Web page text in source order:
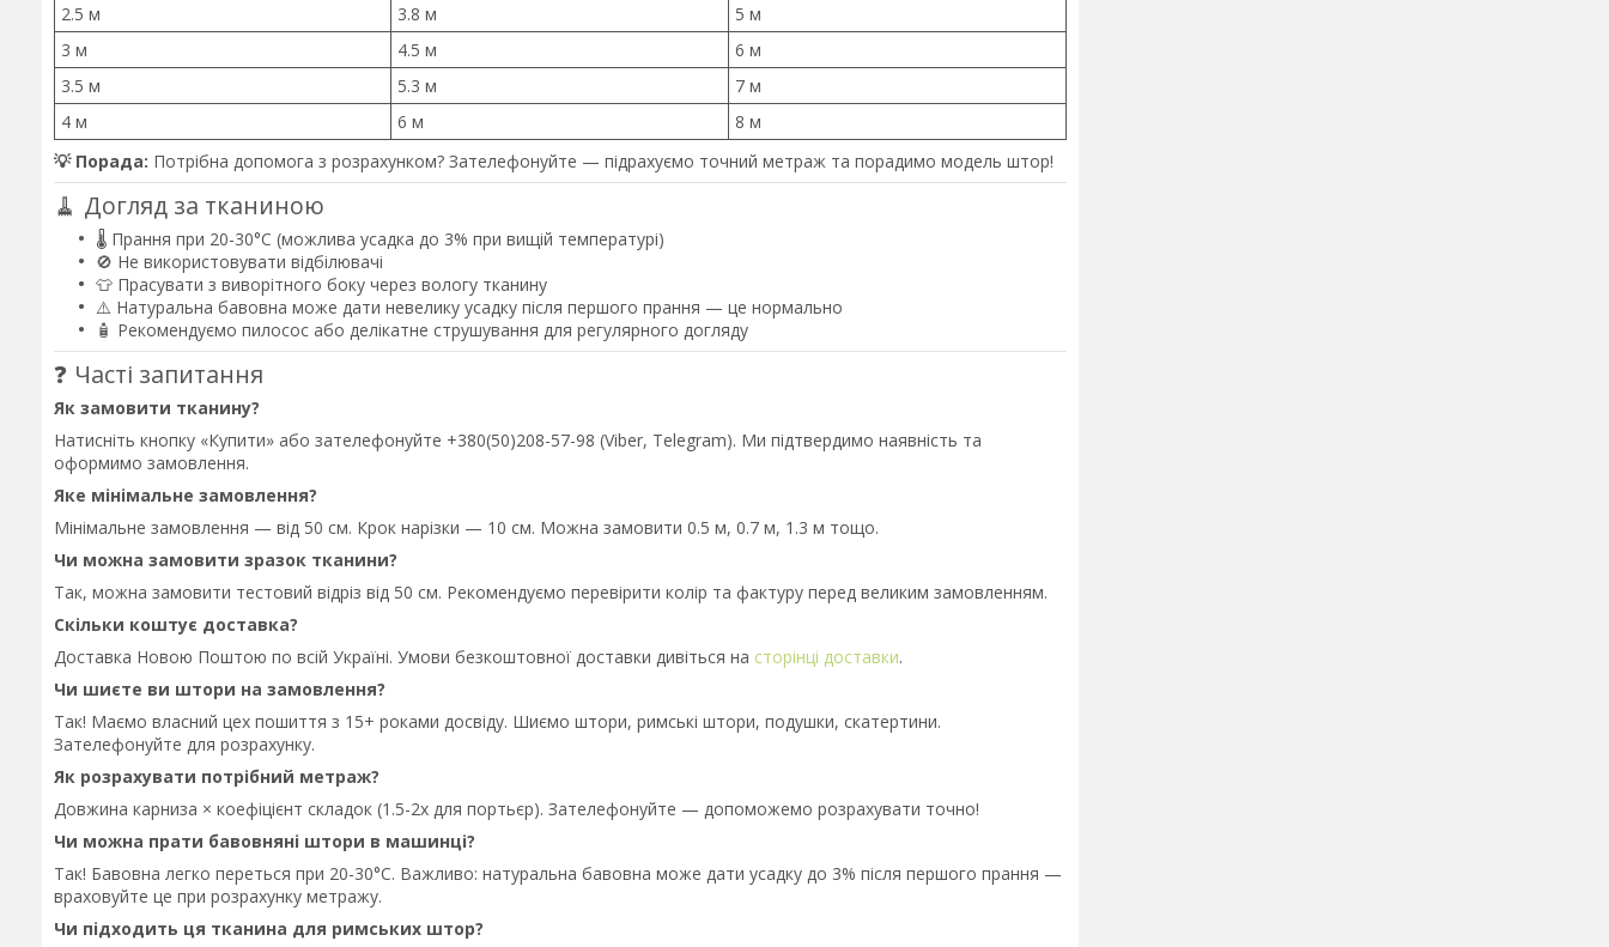
2.5 м
3.8 м
5 м
3 м
4.5 м
6 м
3.5 м
5.3 м
7 м
4 м
6 м
8 м
💡 Порада: Потрібна допомога з розрахунком? Зателефонуйте — підрахуємо точний метраж та порадимо модель штор!
🧹 Догляд за тканиною
🌡️ Прання при 20-30°C (можлива усадка до 3% при вищій температурі)
🚫 Не використовувати відбілювачі
👕 Прасувати з виворітного боку через вологу тканину
⚠️ Натуральна бавовна може дати невелику усадку після першого прання — це нормально
🧴 Рекомендуємо пилосос або делікатне струшування для регулярного догляду
❓ Часті запитання
Як замовити тканину?
Натисніть кнопку «Купити» або зателефонуйте +380(50)208-57-98 (Viber, Telegram). Ми підтвердимо наявність та
оформимо замовлення.
Яке мінімальне замовлення?
Мінімальне замовлення — від 50 см. Крок нарізки — 10 см. Можна замовити 0.5 м, 0.7 м, 1.3 м тощо.
Чи можна замовити зразок тканини?
Так, можна замовити тестовий відріз від 50 см. Рекомендуємо перевірити колір та фактуру перед великим замовленням.
Скільки коштує доставка?
Доставка Новою Поштою по всій Україні. Умови безкоштовної доставки дивіться на сторінці доставки.
Чи шиєте ви штори на замовлення?
Так! Маємо власний цех пошиття з 15+ роками досвіду. Шиємо штори, римські штори, подушки, скатертини.
Зателефонуйте для розрахунку.
Як розрахувати потрібний метраж?
Довжина карниза × коефіцієнт складок (1.5-2x для портьєр). Зателефонуйте — допоможемо розрахувати точно!
Чи можна прати бавовняні штори в машинці?
Так! Бавовна легко переться при 20-30°C. Важливо: натуральна бавовна може дати усадку до 3% після першого прання —
враховуйте це при розрахунку метражу.
Чи підходить ця тканина для римських штор?